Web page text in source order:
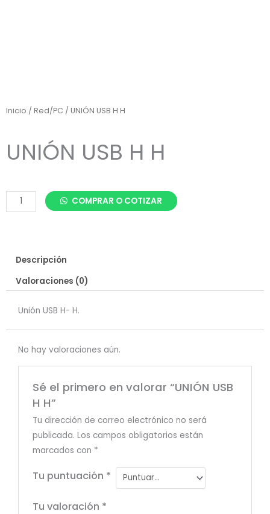
Inicio / Red/PC / UNIÓN USB H H
UNIÓN USB H H
UNIÓN
USB
cantidad
COMPRAR O COTIZAR
Descripción
Valoraciones (0)
Unión USB H- H.
No hay valoraciones aún.
Sé el primero en valorar “UNIÓN USB
H H”
Tu dirección de correo electrónico no será
publicada. Los campos obligatorios están
marcados con *
Tu puntuación *
Tu valoración *